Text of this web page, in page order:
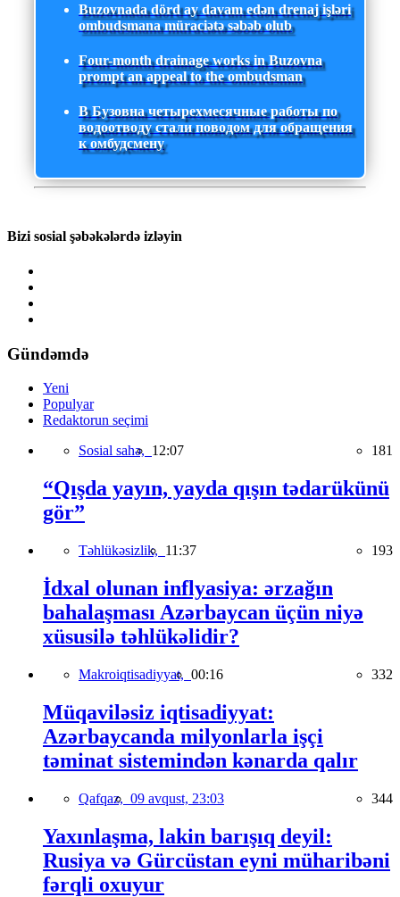
Buzovnada dörd ay davam edən drenaj işləri
ombudsmana müraciətə səbəb olub
Four-month drainage works in Buzovna
prompt an appeal to the ombudsman
В Бузовна четырехмесячные работы по
водоотводу стали поводом для обращения
к омбудсмену
Bizi sosial şəbəkələrdə izləyin
Gündəmdə
Yeni
Populyar
Redaktorun seçimi
Sosial sahə, 12:07 181
“Qışda yayın, yayda qışın tədarükünü
gör”
Təhlükəsizlik, 11:37 193
İdxal olunan inflyasiya: ərzağın
bahalaşması Azərbaycan üçün niyə
xüsusilə təhlükəlidir?
Makroiqtisadiyyat, 00:16 332
Müqaviləsiz iqtisadiyyat:
Azərbaycanda milyonlarla işçi
təminat sistemindən kənarda qalır
Qafqaz, 09 avqust, 23:03 344
Yaxınlaşma, lakin barışıq deyil:
Rusiya və Gürcüstan eyni müharibəni
fərqli oxuyur